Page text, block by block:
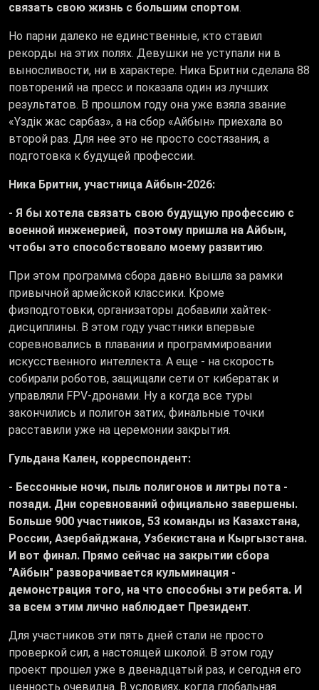
связать свою жизнь с большим спортом.
Но парни далеко не единственные, кто ставил
рекорды на этих полях. Девушки не уступали ни в
выносливости, ни в характере. Ника Бритни сделала 88
повторений на пресс и показала один из лучших
результатов. В прошлом году она уже взяла звание
«Үздік жас сарбаз», а на сбор «Айбын» приехала во
второй раз. Для нее это не просто состязания, а
подготовка к будущей профессии.
Ника Бритни, участница Айбын-2026:
- Я бы хотела связать свою будущую профессию с
военной инженерией, поэтому пришла на Айбын,
чтобы это способствовало моему развитию.
При этом программа сбора давно вышла за рамки
привычной армейской классики. Кроме
физподготовки, организаторы добавили хайтек-
дисциплины. В этом году участники впервые
соревновались в плавании и программировании
искусственного интеллекта. А еще - на скорость
собирали роботов, защищали сети от кибератак и
управляли FPV-дронами. Ну а когда все туры
закончились и полигон затих, финальные точки
расставили уже на церемонии закрытия.
Гульдана Кален, корреспондент:
- Бессонные ночи, пыль полигонов и литры пота -
позади. Дни соревнований официально завершены.
Больше 900 участников, 53 команды из Казахстана,
России, Азербайджана, Узбекистана и Кыргызстана.
И вот финал. Прямо сейчас на закрытии сбора
"Айбын" разворачивается кульминация -
демонстрация того, на что способны эти ребята. И
за всем этим лично наблюдает Президент.
Для участников эти пять дней стали не просто
проверкой сил, а настоящей школой. В этом году
проект прошел уже в двенадцатый раз, и сегодня его
ценность очевидна. В условиях, когда глобальная